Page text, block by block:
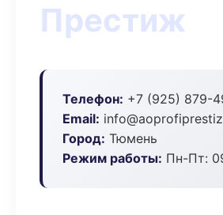
Престиж
Телефон: +7 (925) 879-
Email:
Город: Тюмень
Режим работы: Пн-Пт: